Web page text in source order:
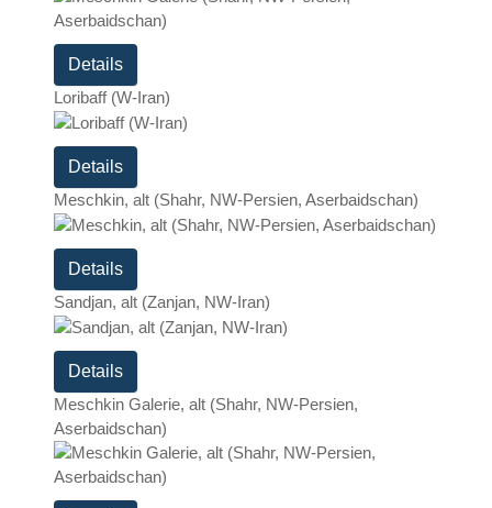
Details
Loribaff (W-Iran)
Details
Meschkin, alt (Shahr, NW-Persien, Aserbaidschan)
Details
Sandjan, alt (Zanjan, NW-Iran)
Details
Meschkin Galerie, alt (Shahr, NW-Persien,
Aserbaidschan)